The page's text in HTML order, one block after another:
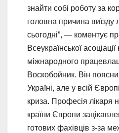
знайти собі роботу за
головна причина виїзду
сьогодні”, — коментує
Всеукраїнської
міжнародного
Воскобойник. Він
Україні, але у всій
криза. Професія лікаря
країни Європи
готових фахівців з-за